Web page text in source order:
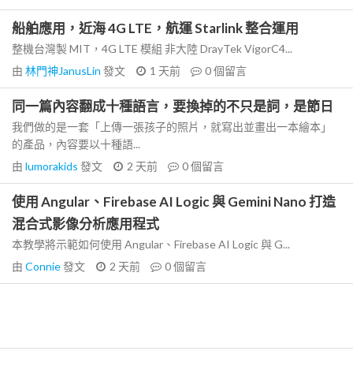
船舶應用，近海 4G LTE，航運 Starlink 整合運用
整機台灣製 MIT，4G LTE 模組 非大陸 DrayTek VigorC4...
由 林門神JanusLin 發文 1 天前 0個留言
同一篇內容翻成十種語言，要換掉的不只是詞，是節日
我們做的是一套「上傳一張孩子的照片，就寫出並畫出一本繪本」
的產品，內容要以十種語...
由 lumorakids 發文 2 天前 0個留言
使用 Angular、Firebase AI Logic 與 Gemini Nano 打造
混合式影像分析應用程式
本教學將示範如何使用 Angular、Firebase AI Logic 與 G...
由 Connie發文 2 天前 0個留言